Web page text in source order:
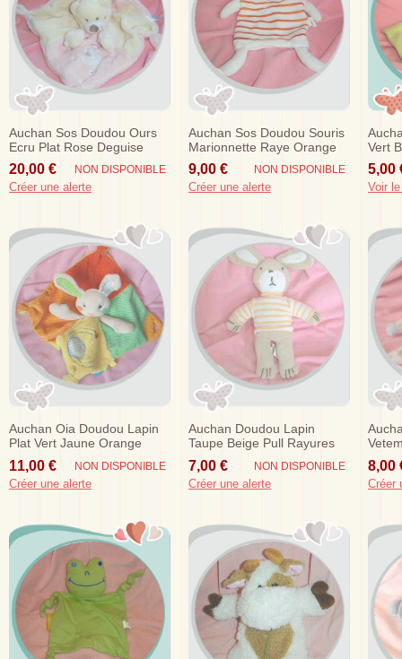
Auchan Sos Doudou Ours
Ecru Plat Rose Deguise
Lapin Snc Oia
20,00 € NON DISPONIBLE
Créer une alerte
Auchan Sos Doudou Souris
Marionnette Raye Orange
9,00 € NON DISPONIBLE
Créer une alerte
Vert
5,00
Voir
Auchan Oia Doudou Lapin
Plat Vert Jaune Orange
Dentition Sos
11,00 € NON DISPONIBLE
Créer une alerte
Auchan Doudou Lapin
Taupe Beige Pull Rayures
Orange Sos
7,00 € NON DISPONIBLE
Créer une alerte
Plat
8,00
Créer